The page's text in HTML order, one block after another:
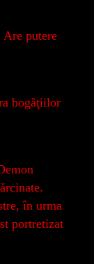
putere
bogăţiilor
în urma
portretizat